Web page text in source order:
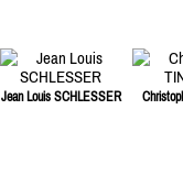
Jean Louis SCHLESSER